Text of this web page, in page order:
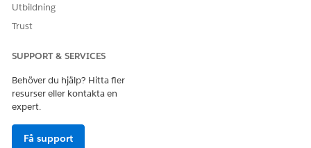
Utbildning
Trust
SUPPORT & SERVICES
Behöver du hjälp? Hitta fler
resurser eller kontakta en
expert.
Få support